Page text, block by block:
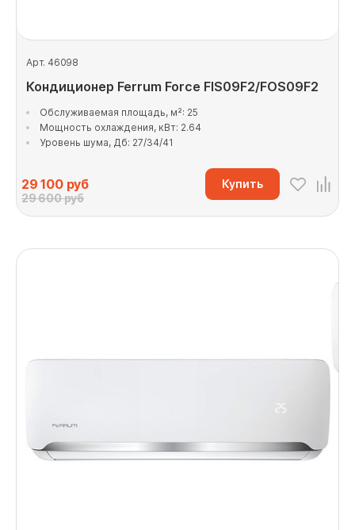
Арт. 46098
Кондиционер Ferrum Force FIS09F2/FOS09F2
Обслуживаемая площадь, м²: 25
Мощность охлаждения, кВт: 2.64
Уровень шума, Дб: 27/34/41
29 100руб
29 600 руб
Купить